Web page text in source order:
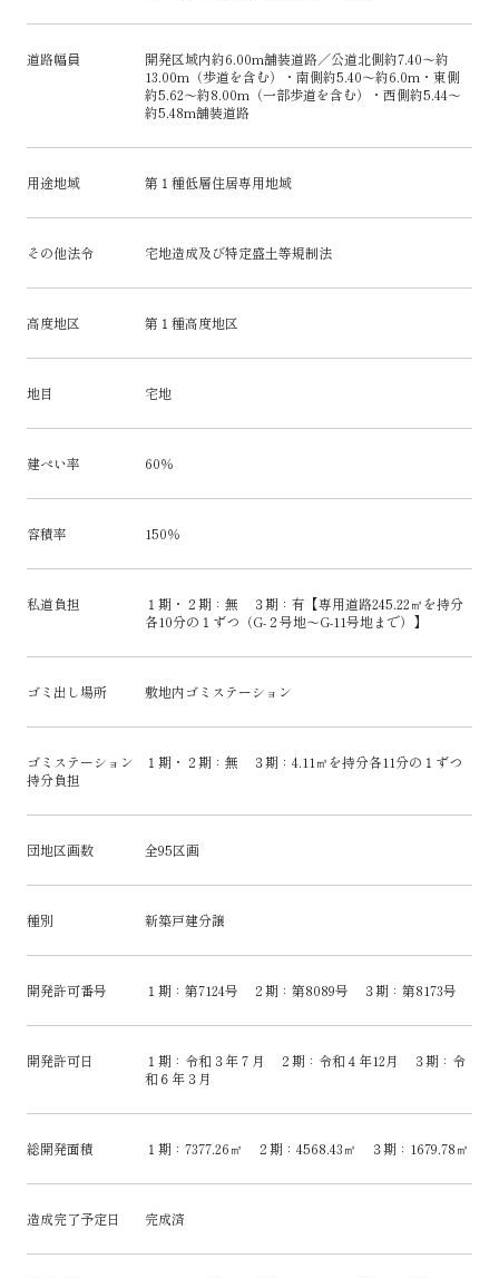
道路幅員
開発区域内約6.00m舗装道路／公道北側約7.40～約
13.00m（歩道を含む）・南側約5.40～約6.0m・東側
約5.62～約8.00m（一部歩道を含む）・西側約5.44～
約5.48m舗装道路
用途地域 第１種低層住居専用地域
その他法令 宅地造成及び特定盛土等規制法
高度地区 第１種高度地区
地目 宅地
建ぺい率 60％
容積率 150％
私道負担
１期・２期：無 ３期：有【専用道路245.22㎡を持分
各10分の１ずつ（G-２号地～G-11号地まで）】
ゴミ出し場所 敷地内ゴミステーション
ゴミステーション
持分負担
１期・２期：無 ３期：4.11㎡を持分各11分の１ずつ
団地区画数 全95区画
種別 新築戸建分譲
開発許可番号 １期：第7124号 ２期：第8089号 ３期：第8173号
開発許可日
１期：令和３年７月 ２期：令和４年12月 ３期：令
和６年３月
総開発面積 １期：7377.26㎡ ２期：4568.43㎡ ３期：1679.78㎡
造成完了予定日 完成済